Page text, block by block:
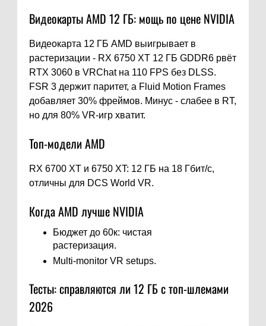
Видеокарты AMD 12 ГБ: мощь по цене NVIDIA
Видеокарта 12 ГБ AMD выигрывает в
растеризации - RX 6750 XT 12 ГБ GDDR6 рвёт
RTX 3060 в VRChat на 110 FPS без DLSS.
FSR 3 держит паритет, а Fluid Motion Frames
добавляет 30% фреймов. Минус - слабее в RT,
но для 80% VR-игр хватит.
Топ-модели AMD
RX 6700 XT и 6750 XT: 12 ГБ на 18 Гбит/с,
отличны для DCS World VR.
Когда AMD лучше NVIDIA
Бюджет до 60к: чистая
растеризация.
Multi-monitor VR setups.
Тесты: справляются ли 12 ГБ с топ-шлемами
2026